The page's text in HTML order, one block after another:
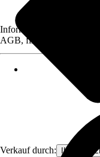
Verkauf durch: ILCOM
Informationen des
AGB, finden Sie bei Klick